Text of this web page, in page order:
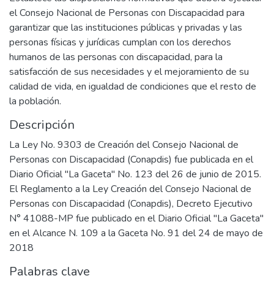
el Consejo Nacional de Personas con Discapacidad para
garantizar que las instituciones públicas y privadas y las
personas físicas y jurídicas cumplan con los derechos
humanos de las personas con discapacidad, para la
satisfacción de sus necesidades y el mejoramiento de su
calidad de vida, en igualdad de condiciones que el resto de
la población.
Descripción
La Ley No. 9303 de Creación del Consejo Nacional de
Personas con Discapacidad (Conapdis) fue publicada en el
Diario Oficial "La Gaceta" No. 123 del 26 de junio de 2015.
El Reglamento a la Ley Creación del Consejo Nacional de
Personas con Discapacidad (Conapdis), Decreto Ejecutivo
N° 41088-MP fue publicado en el Diario Oficial "La Gaceta"
en el Alcance N. 109 a la Gaceta No. 91 del 24 de mayo de
2018
Palabras clave